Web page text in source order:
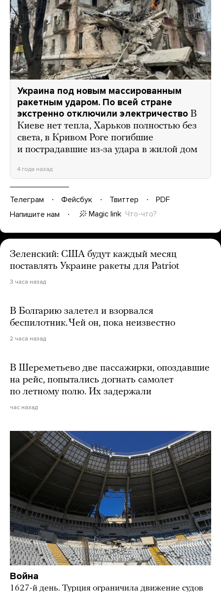
Украина под новым массированным
ракетным ударом. По всей стране
экстренно отключили электричество В
Киеве нет тепла, Харьков полностью без
света, в Кривом Роге погибшие
и пострадавшие из-за удара в жилой дом
4 года назад
Телеграм Фейсбук Твиттер
PDF
Напишите нам
Magic link Что-что?
Зеленский: США будут каждый месяц
поставлять Украине ракеты для Patriot
3 часа назад
В Болгарию залетел и взорвался
беспилотник. Чей он, пока неизвестно
2 часа назад
В Шереметьево две пассажирки, опоздавшие
на рейс, попытались догнать самолет
по летному полю. Их задержали
час назад
Война
1627-й день. Турция ограничила движение судов